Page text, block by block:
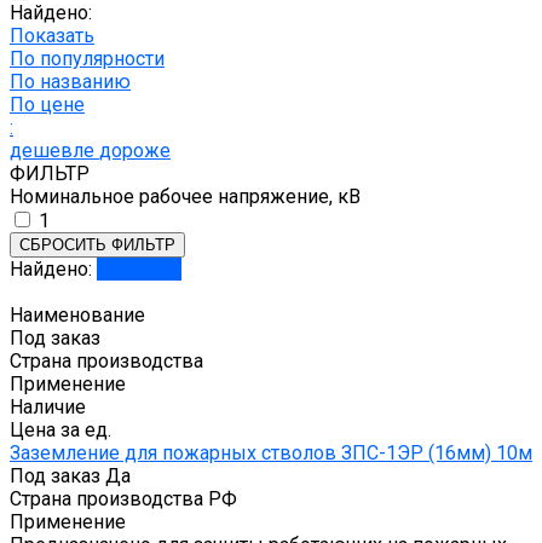
Найдено:
Показать
По популярности
По названию
По цене
:
дешевле дороже
ФИЛЬТР
Номинальное рабочее напряжение, кВ
1
СБРОСИТЬ ФИЛЬТР
Найдено:
Наименование
Под заказ
Страна производства
Применение
Наличие
Цена за ед.
Заземление для пожарных стволов ЗПС-1ЭР (16мм) 10м
Под заказ Да
Страна производства РФ
Применение